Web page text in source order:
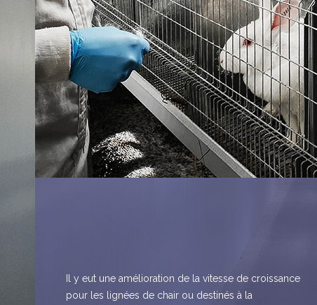
Il y eut une amélioration de la vitesse de croissance
pour les lignées de chair ou destinés à la